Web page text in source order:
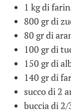
1 kg di
800 gr di
80 gr di
100 gr di
150 gr di
140 gr di
succo di 2
buccia di